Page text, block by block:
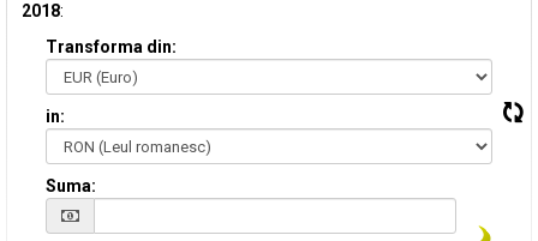
2018:
Transforma din:
in:
Suma: